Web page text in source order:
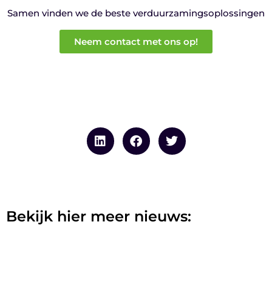
Samen vinden we de beste verduurzamingsoplossingen
Neem contact met ons op!
Bekijk hier meer nieuws: